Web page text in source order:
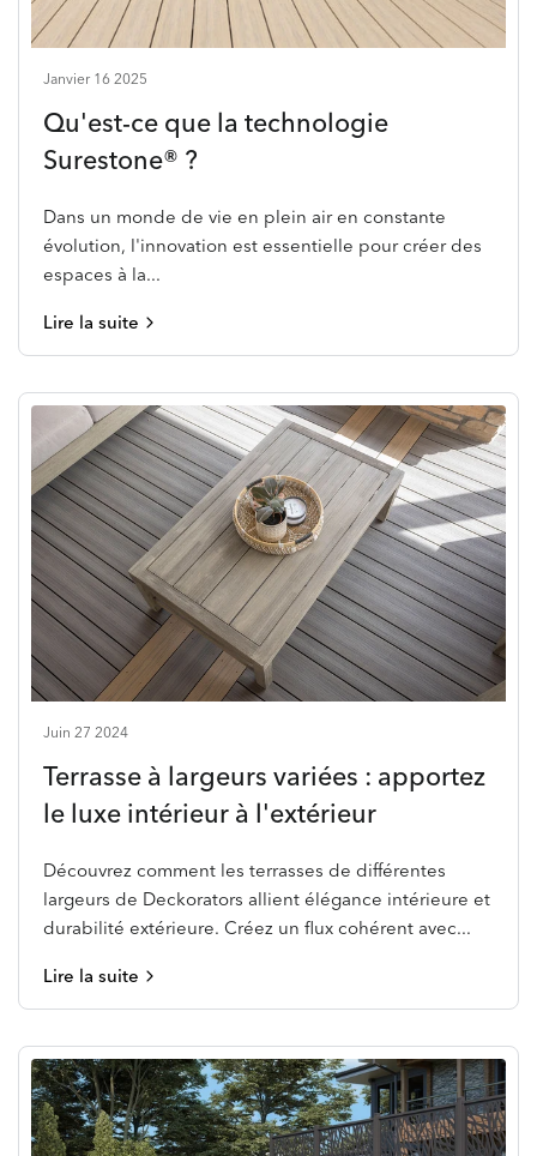
Janvier 16 2025
Qu'est-ce que la technologie
Surestone® ?
Dans un monde de vie en plein air en constante
évolution, l'innovation est essentielle pour créer des
espaces à la...
Lire la suite
Juin 27 2024
Terrasse à largeurs variées : apportez
le luxe intérieur à l'extérieur
Découvrez comment les terrasses de différentes
largeurs de Deckorators allient élégance intérieure et
durabilité extérieure. Créez un flux cohérent avec...
Lire la suite